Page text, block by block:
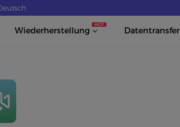
Wiederherstellung
HOT
Datentransfer